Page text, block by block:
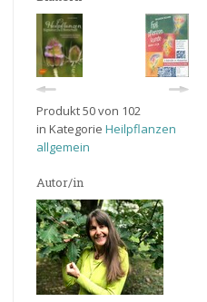
Produkt 50 von 102
in Kategorie Heilpflanzen
allgemein
Autor/in